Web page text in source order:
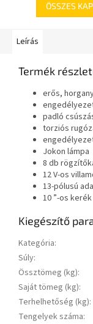
ÖSSZES
Leírás
Termék
erős,
padló
torziós
Jokon lámpa
8 db
12 V-os
13-pólusú
10 ”-os kerék
Kiegészítő
Kategória:
Súly:
Össztömeg (kg):
Saját tömeg (kg):
Terhelhetőség (kg):
Tengelyek száma: